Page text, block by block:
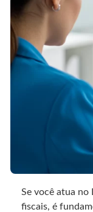
Se você atua
fiscais, é